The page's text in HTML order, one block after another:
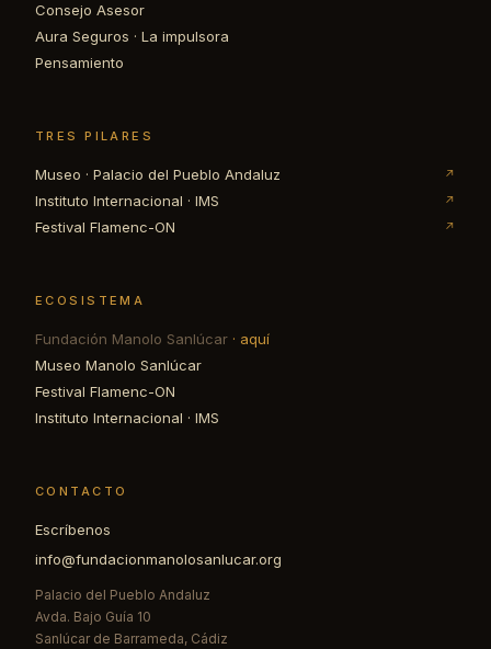
Consejo Asesor
Aura Seguros · La impulsora
Pensamiento
TRES PILARES
Museo · Palacio del Pueblo Andaluz ↗
Instituto Internacional · IMS ↗
Festival Flamenc-ON ↗
ECOSISTEMA
Fundación Manolo Sanlúcar · aquí
Museo Manolo Sanlúcar
Festival Flamenc-ON
Instituto Internacional · IMS
CONTACTO
Escríbenos
info@fundacionmanolosanlucar.org
Palacio del Pueblo Andaluz
Avda. Bajo Guía 10
Sanlúcar de Barrameda, Cádiz